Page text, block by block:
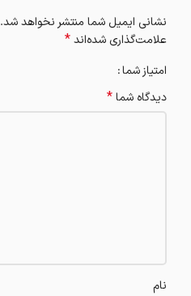
نشانی ایمیل شما منتشر نخواهد شد.
علامت‌گذاری شده‌اند*
امتیاز شما
دیدگاه شما*
نام